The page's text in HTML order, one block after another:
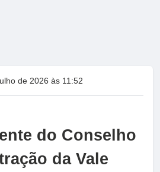
de 2026 às 11:52
do Conselho
da Vale